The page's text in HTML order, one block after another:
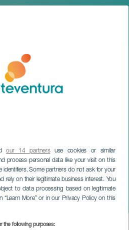
our 14 partnersuse cookies or similar
process personal data like your visit on this
identifiers. Some partners do not ask for your
rely on their legitimate business interest. You
to data processing based on legitimate
“Learn More” or in our Privacy Policy on this
the following purposes:
La